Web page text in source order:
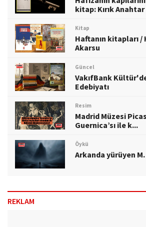
kitap: Kırık Anahtar
Kitap
Haftanın kitapları
Akarsu
Güncel
VakıfBank
Edebiyatı
Resim
Madrid Müzesi
Guernica’sı ile k...
Öykü
Arkanda yürüyen
REKLAM